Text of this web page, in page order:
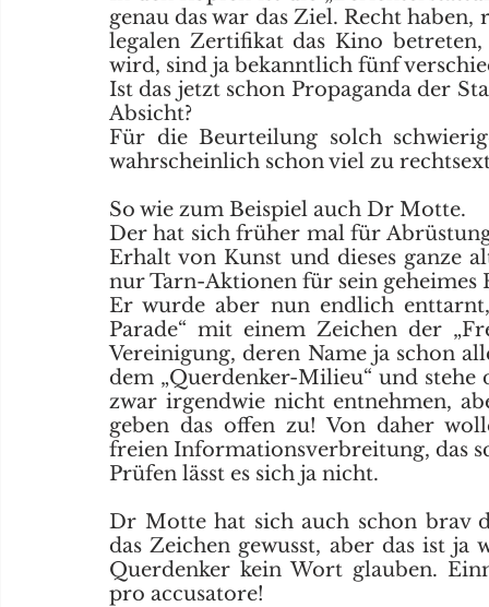
genau das war das Ziel. Recht
legalen Zertifikat das Kino
wird, sind ja bekanntlich fünf
Ist das jetzt schon Propaganda der
Absicht?
Für die Beurteilung solch
wahrscheinlich schon viel zu
So wie zum Beispiel auch Dr Motte.
Der hat sich früher mal für
Erhalt von Kunst und dieses ganze
nur Tarn-Aktionen für sein geheimes
Er wurde aber nun endlich
Parade“ mit einem Zeichen der
Vereinigung, deren Name ja schon
dem „Querdenker-Milieu“ und
zwar irgendwie nicht entnehmen,
geben das offen zu! Von daher
freien Informationsverbreitung, das
Prüfen lässt es sich ja nicht.
Dr Motte hat sich auch schon brav
das Zeichen gewusst, aber das ist
Querdenker kein Wort glauben.
pro accusatore!